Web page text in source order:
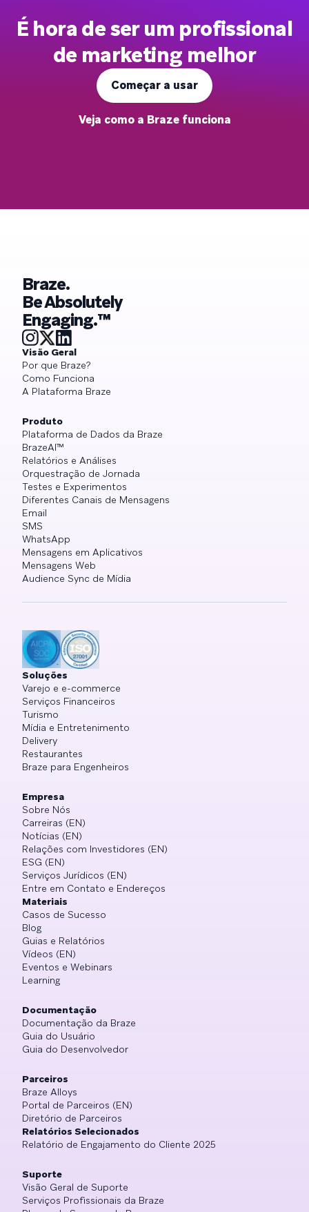
É hora de ser um profissional
de marketing melhor
Começar a usar
Veja como a Braze funciona
Braze.
Be Absolutely
Engaging.™
Visão Geral
Por que Braze?
Como Funciona
A Plataforma Braze
Produto
Plataforma de Dados da Braze
BrazeAI™
Relatórios e Análises
Orquestração de Jornada
Testes e Experimentos
Diferentes Canais de Mensagens
Email
SMS
WhatsApp
Mensagens em Aplicativos
Mensagens Web
Audience Sync de Mídia
Soluções
Varejo e e-commerce
Serviços Financeiros
Turismo
Mídia e Entretenimento
Delivery
Restaurantes
Braze para Engenheiros
Empresa
Sobre Nós
Carreiras (EN)
Notícias (EN)
Relações com Investidores (EN)
ESG (EN)
Serviços Jurídicos (EN)
Entre em Contato e Endereços
Materiais
Casos de Sucesso
Blog
Guias e Relatórios
Vídeos (EN)
Eventos e Webinars
Learning
Documentação
Documentação da Braze
Guia do Usuário
Guia do Desenvolvedor
Parceiros
Braze Alloys
Portal de Parceiros (EN)
Diretório de Parceiros
Relatórios Selecionados
Relatório de Engajamento do Cliente 2025
Suporte
Visão Geral de Suporte
Serviços Profissionais da Braze